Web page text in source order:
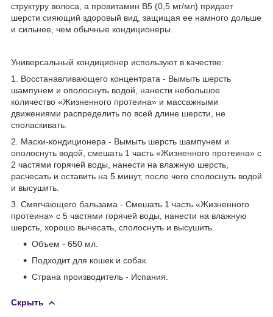
структуру волоса, а провитамин B5 (0,5 мг/мл) придает
шерсти сияющий здоровый вид, защищая ее намного дольше
и сильнее, чем обычные кондиционеры.
Универсальный кондиционер используют в качестве:
1. Восстанавливающего концентрата - Вымыть шерсть
шампунем и ополоснуть водой, нанести небольшое
количество «Жизненного протеина» и массажными
движениями распределить по всей длине шерсти, не
споласкивать.
2. Маски-кондиционера - Вымыть шерсть шампунем и
ополоснуть водой, смешать 1 часть «Жизненного протеина» с
2 частями горячей воды, нанести на влажную шерсть,
расчесать и оставить на 5 минут, после чего сполоснуть водой
и высушить.
3. Смягчающего бальзама - Смешать 1 часть «Жизненного
протеина» с 5 частями горячей воды, нанести на влажную
шерсть, хорошо вычесать, сполоснуть и высушить.
Объем - 650 мл.
Подходит для кошек и собак.
Страна производитель - Испания.
Скрыть